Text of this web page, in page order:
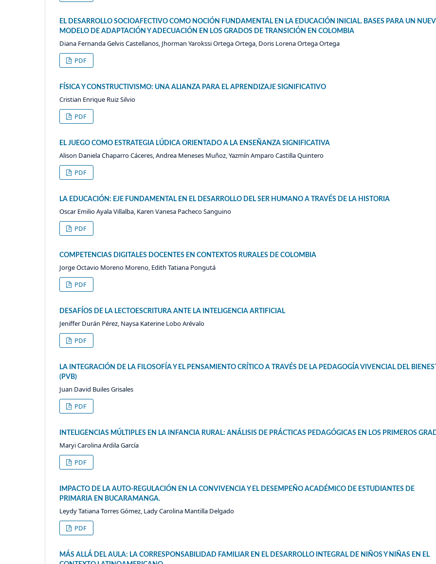
EL DESARROLLO SOCIOAFECTIVO COMO NOCIÓN FUNDAMENTAL EN LA EDUCACIÓN INICIAL. BASES PARA UN
MODELO DE ADAPTACIÓN Y ADECUACIÓN EN LOS GRADOS DE TRANSICIÓN EN COLOMBIA
Diana Fernanda Gelvis Castellanos, Jhorman Yarokssi Ortega Ortega, Doris Lorena Ortega Ortega
PDF
FÍSICA Y CONSTRUCTIVISMO: UNA ALIANZA PARA EL APRENDIZAJE SIGNIFICATIVO
Cristian Enrique Ruiz Silvio
PDF
EL JUEGO COMO ESTRATEGIA LÚDICA ORIENTADO A LA ENSEÑANZA SIGNIFICATIVA
Alison Daniela Chaparro Cáceres, Andrea Meneses Muñoz, Yazmín Amparo Castilla Quintero
PDF
LA EDUCACIÓN: EJE FUNDAMENTAL EN EL DESARROLLO DEL SER HUMANO A TRAVÉS DE LA HISTORIA
Oscar Emilio Ayala Villalba, Karen Vanesa Pacheco Sanguino
PDF
COMPETENCIAS DIGITALES DOCENTES EN CONTEXTOS RURALES DE COLOMBIA
Jorge Octavio Moreno Moreno, Edith Tatiana Pongutá
PDF
DESAFÍOS DE LA LECTOESCRITURA ANTE LA INTELIGENCIA ARTIFICIAL
Jeniffer Durán Pérez, Naysa Katerine Lobo Arévalo
PDF
LA INTEGRACIÓN DE LA FILOSOFÍA Y EL PENSAMIENTO CRÍTICO A TRAVÉS DE LA PEDAGOGÍA VIVENCIAL DEL
(PVB)
Juan David Builes Grisales
PDF
INTELIGENCIAS MÚLTIPLES EN LA INFANCIA RURAL: ANÁLISIS DE PRÁCTICAS PEDAGÓGICAS EN LOS PRIMEROS
Maryi Carolina Ardila García
PDF
IMPACTO DE LA AUTO-REGULACIÓN EN LA CONVIVENCIA Y EL DESEMPEÑO ACADÉMICO DE ESTUDIANTES DE
PRIMARIA EN BUCARAMANGA.
Leydy Tatiana Torres Gómez, Lady Carolina Mantilla Delgado
PDF
MÁS ALLÁ DEL AULA: LA CORRESPONSABILIDAD FAMILIAR EN EL DESARROLLO INTEGRAL DE NIÑOS Y NIÑAS EN EL